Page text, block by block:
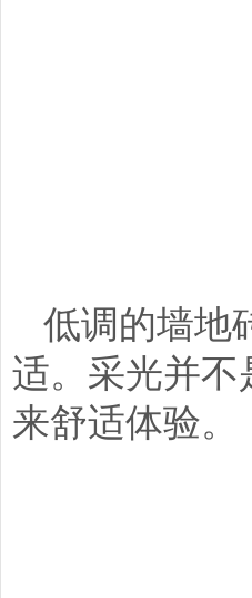
低调的墙地
适。采光并不
来舒适体验。